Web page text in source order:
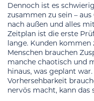
Dennoch ist es
zusammen zu sein –
nach außen und alles
Zeitplan ist die erste
lange. Kunden kommen
Menschen brauchen
manche chaotisch und
hinaus, was geplant
Vorhersehbarkeit
nervös macht, kann das